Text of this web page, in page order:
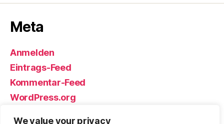
We value your privacy
Meta
Anmelden
Eintrags-Feed
Kommentar-Feed
WordPress.org